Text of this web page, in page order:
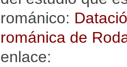
románico:
románica de
enlace: